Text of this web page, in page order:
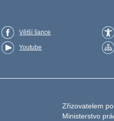
Větší šance
Youtube
Zřizovatelem
Ministerstvo